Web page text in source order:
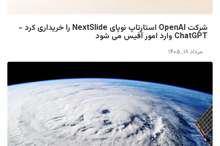
شرکت OpenAI استارتاپ نوپای NextSlide را خریداری کرد -
ChatGPT وارد امور آفیس می شود
مرداد ۱۸, ۱۴۰۵